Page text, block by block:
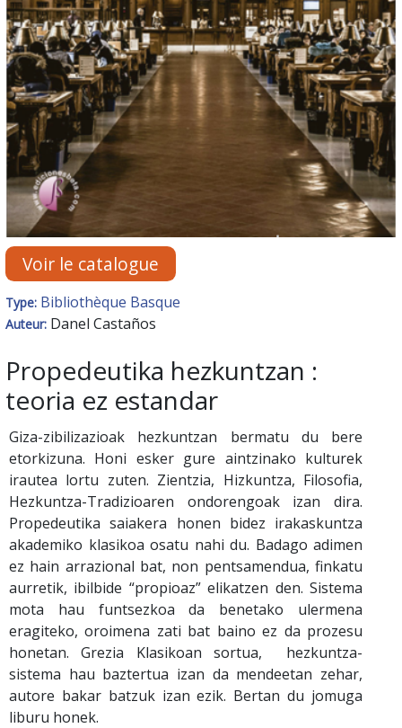
Voir le catalogue
Type: Bibliothèque Basque
Auteur: Danel Castaños
Propedeutika hezkuntzan :
teoria ez estandar
Giza-zibilizazioak hezkuntzan bermatu du bere
etorkizuna. Honi esker gure aintzinako kulturek
irautea lortu zuten. Zientzia, Hizkuntza, Filosofia,
Hezkuntza-Tradizioaren ondorengoak izan dira.
Propedeutika saiakera honen bidez irakaskuntza
akademiko klasikoa osatu nahi du. Badago adimen
ez hain arrazional bat, non pentsamendua, finkatu
aurretik, ibilbide “propioaz” elikatzen den. Sistema
mota hau funtsezkoa da benetako ulermena
eragiteko, oroimena zati bat baino ez da prozesu
honetan. Grezia Klasikoan sortua, hezkuntza-
sistema hau baztertua izan da mendeetan zehar,
autore bakar batzuk izan ezik. Bertan du jomuga
liburu honek.